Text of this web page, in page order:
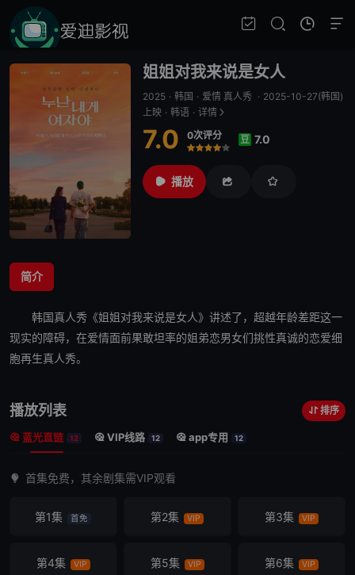
姐姐对我来说是女人
2025 · 韩国 · 爱情 真人秀 · 2025-10-27(韩国)
上映 · 韩语 · 详情
7.0 0次评分
很差
较差
还行推荐力荐
豆 7.0
播放
简介
韩国真人秀《姐姐对我来说是女人》讲述了，超越年龄差距这一
现实的障碍，在爱情面前果敢坦率的姐弟恋男女们挑性真诚的恋爱细
胞再生真人秀。
播放列表 排序
蓝光直链 12 VIP线路 12 app专用 12
首集免费，其余剧集需VIP观看
第1集 首免 第2集 VIP 第3集 VIP
第4集 VIP 第5集 VIP 第6集 VIP